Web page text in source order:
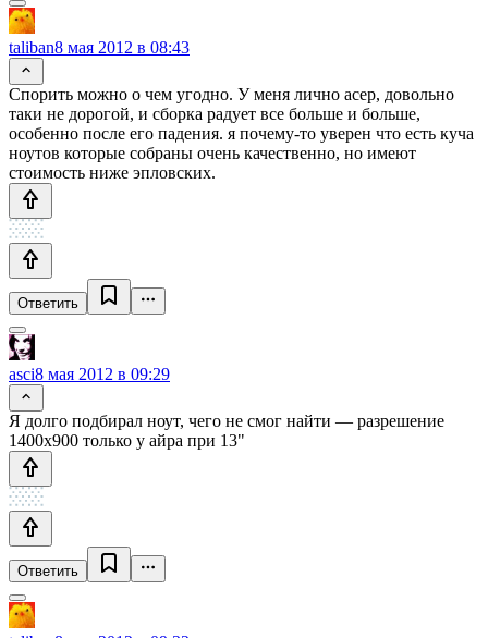
taliban8 мая 2012 в 08:43
Спорить можно о чем угодно. У меня лично асер, довольно
таки не дорогой, и сборка радует все больше и больше,
особенно после его падения. я почему-то уверен что есть куча
ноутов которые собраны очень качественно, но имеют
стоимость ниже эпловских.
Ответить
asci8 мая 2012 в 09:29
Я долго подбирал ноут, чего не смог найти — разрешение
1400х900 только у айра при 13"
Ответить